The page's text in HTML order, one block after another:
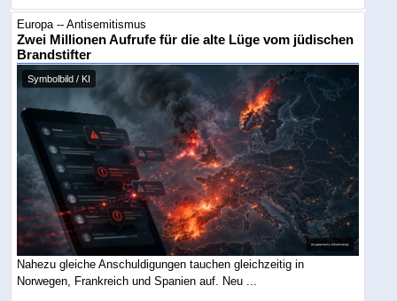
Europa -- Antisemitismus
Zwei Millionen Aufrufe für die alte Lüge vom jüdischen
Brandstifter
Symbolbild / KI
Nahezu gleiche Anschuldigungen tauchen gleichzeitig in
Norwegen, Frankreich und Spanien auf. Neu ...